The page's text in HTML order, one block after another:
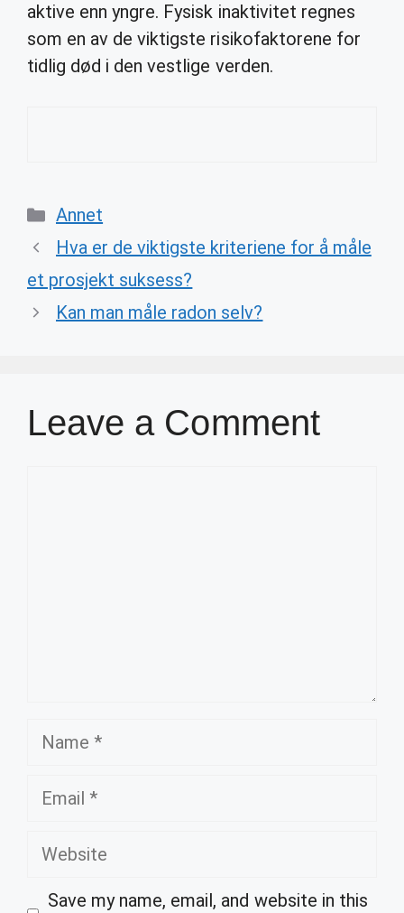
aktive enn yngre. Fysisk inaktivitet regnes
som en av de viktigste risikofaktorene for
tidlig død i den vestlige verden.
Categories
Annet
Hva er de viktigste kriteriene for å måle
et prosjekt suksess?
Kan man måle radon selv?
Leave a Comment
Name
Email
Website
Save my name, email, and website in this